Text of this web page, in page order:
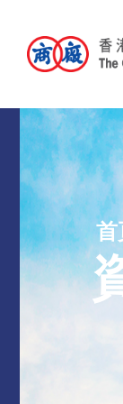
首